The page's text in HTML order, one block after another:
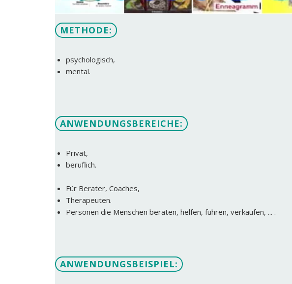
METHODE:
psychologisch,
mental.
ANWENDUNGSBEREICHE:
Privat,
beruflich.
Für Berater, Coaches,
Therapeuten.
Personen die Menschen beraten, helfen, führen, verkaufen, ... .
ANWENDUNGSBEISPIEL: